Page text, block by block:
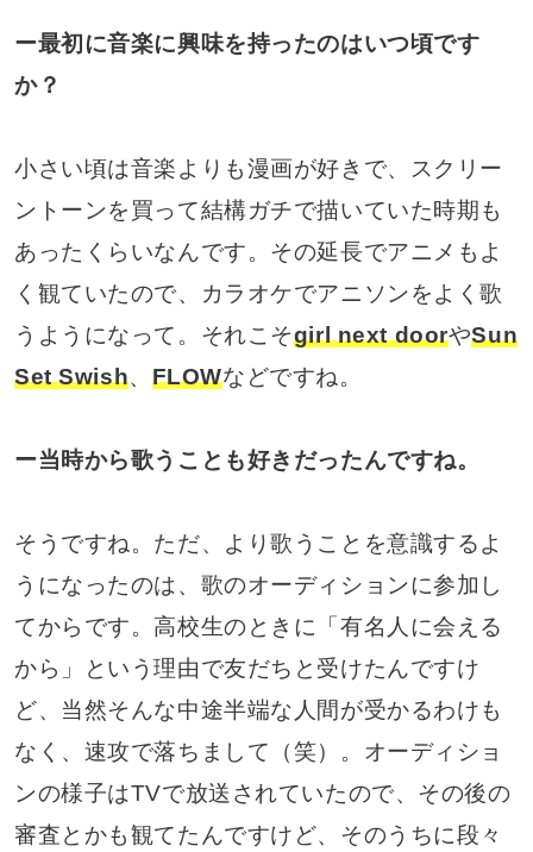
ー最初に音楽に興味を持ったのはいつ頃です
か？
小さい頃は音楽よりも漫画が好きで、スクリー
ントーンを買って結構ガチで描いていた時期も
あったくらいなんです。その延長でアニメもよ
く観ていたので、カラオケでアニソンをよく歌
うようになって。それこそgirl next doorやSun
Set Swish、 FLOWなどですね。
ー当時から歌うことも好きだったんですね。
そうですね。ただ、より歌うことを意識するよ
うになったのは、歌のオーディションに参加し
てからです。高校生のときに「有名人に会える
から」という理由で友だちと受けたんですけ
ど、当然そんな中途半端な人間が受かるわけも
なく、速攻で落ちまして（笑）。オーディショ
ンの様子はTVで放送されていたので、その後の
審査とかも観てたんですけど、そのうちに段々